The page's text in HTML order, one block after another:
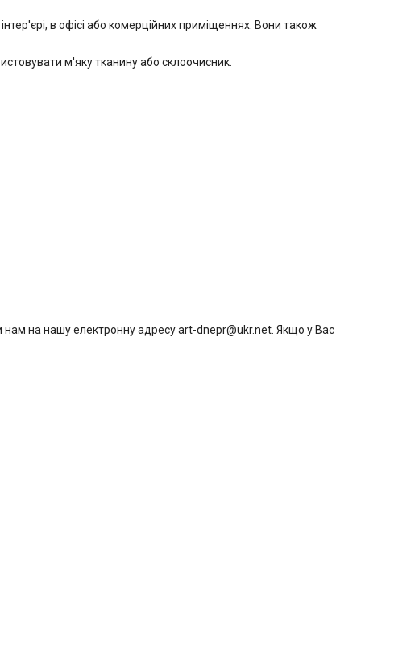
в офісі або комерційних приміщеннях. Вони також
м'яку тканину або склоочисник.
нам на нашу електронну адресу art-dnepr@ukr.net. Якщо у Вас